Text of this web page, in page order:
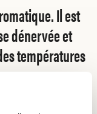
Il est
dénervée et
températures